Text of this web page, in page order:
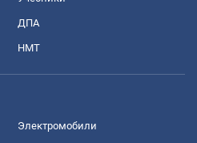
ДПА
НМТ
Электромобили